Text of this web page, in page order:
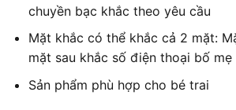
chuyền bạc khắc theo yêu cầu
Mặt khắc có thể khắc cả 2 mặt:
mặt sau khắc số điện thoại bố mẹ
Sản phẩm phù hợp cho bé trai